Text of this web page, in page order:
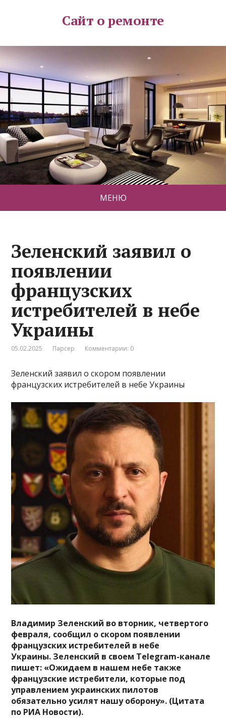
Сайт о ремонте
МЕНЮ
Зеленский заявил о
появлении
французских
истребителей в небе
Украины
05.02.2025 Парсер Комментарии: 0
Зеленский заявил о скором появлении
французских истребителей в небе Украины
Владимир Зеленский во вторник, четвертого
февраля, сообщил о скором появлении
французских истребителей в небе
Украины. Зеленский в своем Telegram-канале
пишет: «Ожидаем в нашем небе также
французские истребители, которые под
управлением украинских пилотов
обязательно усилят нашу оборону». (Цитата
по РИА Новости).